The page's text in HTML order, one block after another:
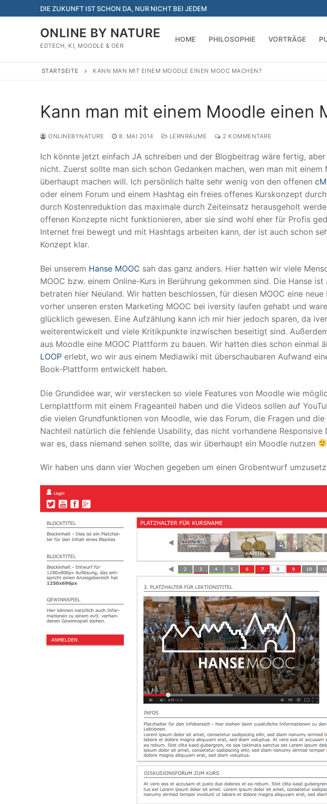
Inhalt
DIE ZUKUNFT IST SCHON DA, NUR NICHT BEI JEDEM
ONLINE BY NATURE
EDTECH, KI, MOODLE & OER
HOME PHILOSOPHIE VORTRÄGE
STARTSEITE KANN MAN MIT EINEM MOODLE EINEN MOOC MACHEN?
Kann man mit einem Moodle einen
ONLINEBYNATURE 8. MAI 2014 LERNRÄUME 2 KOMMENTARE
Ich könnte jetzt einfach JA schreiben und der Blogbeitrag wäre fertig,
nicht. Zuerst sollte man sich schon Gedanken machen, wen man mit einem
überhaupt machen will. Ich persönlich halte sehr wenig von den offenen
oder einem Forum und einem Hashtag ein freies offenes Kurskonzept
durch Kostenreduktion das maximale durch Zeiteinsatz herausgeholt
offenen Konzepte nicht funktionieren, aber sie sind wohl eher für Profis
Internet frei bewegt und mit Hashtags arbeiten kann, der ist auch schon
Konzept klar.
Bei unserem Hanse MOOC sah das ganz anders. Hier hatten wir viele
MOOC bzw. einem Online-Kurs in Berührung gekommen sind. Die Hanse
betraten hier Neuland. Wir hatten beschlossen, für diesen MOOC eine
vorher unseren ersten Marketing MOOC bei iversity laufen gehabt und
glücklich gewesen. Eine Aufzählung kann ich mir hier jedoch sparen, da
weiterentwickelt und viele Kritikpunkte inzwischen beseitigt sind.
aus Moodle eine MOOC Plattform zu bauen. Wir hatten dies schon einmal
LOOP erlebt, wo wir aus einem Mediawiki mit überschaubaren Aufwand
Book-Plattform entwickelt haben.
Die Grundidee war, wir verstecken so viele Features von Moodle wie
Lernplattform mit einem Frageanteil haben und die Videos sollen auf
die vielen Grundfunktionen von Moodle, wie das Forum, die Fragen und
Nachteil natürlich die fehlende Usability, das nicht vorhandene
war es, dass niemand sehen sollte, das wir überhaupt ein Moodle nutzen
Wir haben uns dann vier Wochen gegeben um einen Grobentwurf